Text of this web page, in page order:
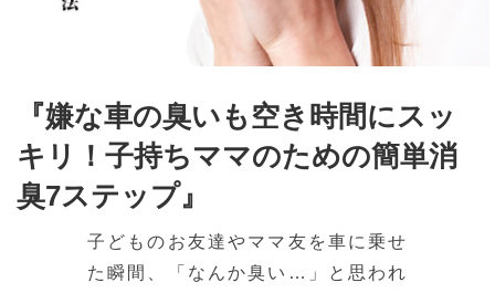
『嫌な車の臭いも空き時間にスッ
キリ！子持ちママのための簡単消
臭7ステップ』
子どものお友達やママ友を車に乗せ
た瞬間、「なんか臭い…」と思われ